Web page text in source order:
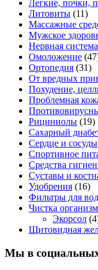
Легкие, почки,
Литовиты (11)
Массажные
Мужское
Нервная система
Омоложение
Ортопедия (31)
От вредных
Похудение,
Проблемная
Рициниолы (19)
Сахарный
Сердце и сосуды
Спортивное
Средства
Суставы и
Удобрения (16)
Фильтры для
Чистка
Экорсол
Щитовидная
Мы в социальных